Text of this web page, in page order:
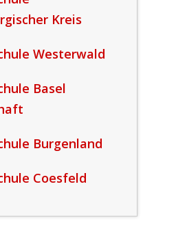
Kreis
Westerwald
Basel
Burgenland
Coesfeld